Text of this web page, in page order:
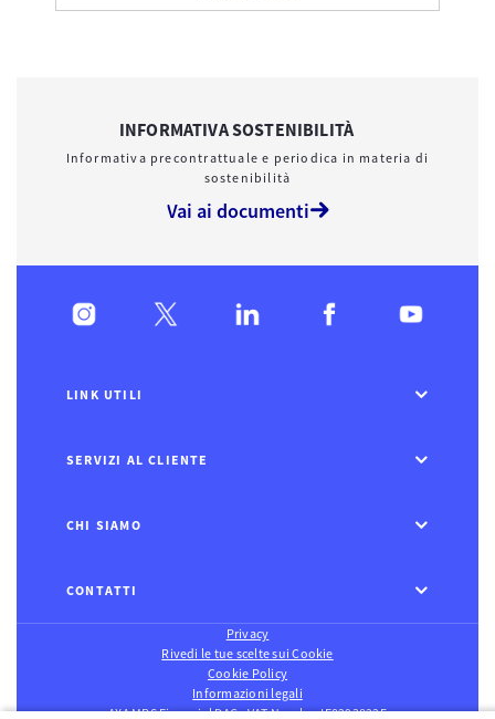
INFORMATIVA SOSTENIBILITÀ
Informativa precontrattuale e periodica in materia di
sostenibilità
Vai ai documenti
LINK UTILI
SERVIZI AL CLIENTE
CHI SIAMO
CONTATTI
Privacy
Rivedi le tue scelte sui Cookie
Cookie Policy
Informazioni legali
AXA MPS Financial DAC - VAT Number IE8293822E